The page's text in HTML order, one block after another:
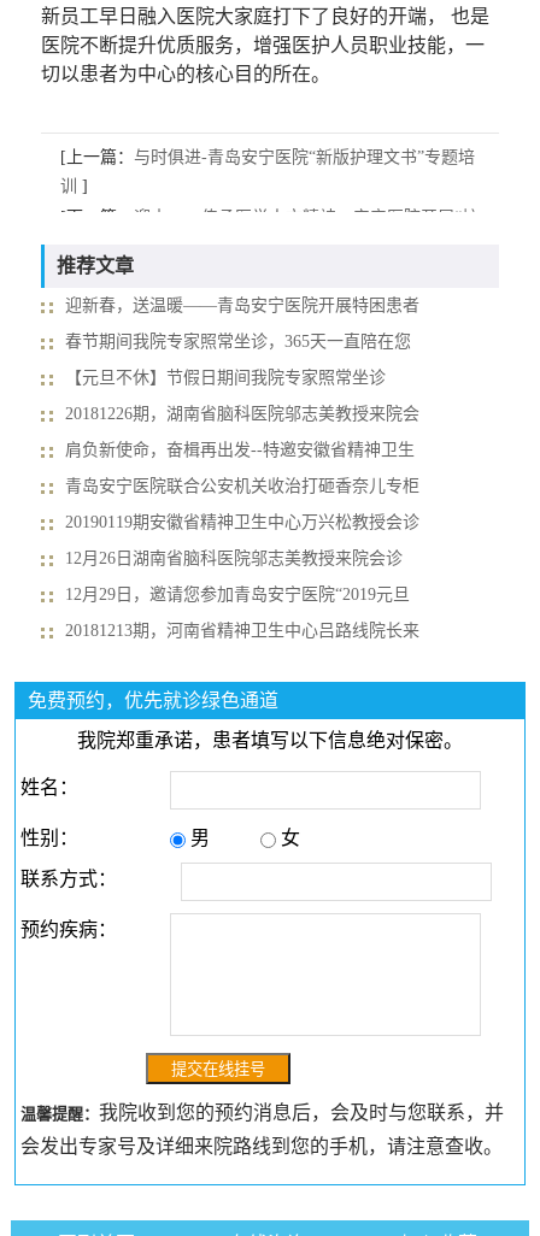
新员工早日融入医院大家庭打下了良好的开端， 也是
医院不断提升优质服务，增强医护人员职业技能，一
切以患者为中心的核心目的所在。
[上一篇： 与时俱进-青岛安宁医院“新版护理文书”专题培
训
]
[下一篇：
迎十一，传承医学人文精神，安宁医院开展“护
推荐文章
迎新春，送温暖——青岛安宁医院开展特困患者
春节期间我院专家照常坐诊，365天一直陪在您
【元旦不休】节假日期间我院专家照常坐诊
20181226期，湖南省脑科医院邬志美教授来院会
肩负新使命，奋楫再出发--特邀安徽省精神卫生
青岛安宁医院联合公安机关收治打砸香奈儿专柜
20190119期安徽省精神卫生中心万兴松教授会诊
12月26日湖南省脑科医院邬志美教授来院会诊
12月29日，邀请您参加青岛安宁医院“2019元旦
20181213期，河南省精神卫生中心吕路线院长来
免费预约，优先就诊绿色通道
我院郑重承诺，患者填写以下信息绝对保密。
姓名：
性别： 男
女
联系方式：
预约疾病：
温馨提醒：我院收到您的预约消息后，会及时与您联系，并
会发出专家号及详细来院路线到您的手机，请注意查收。